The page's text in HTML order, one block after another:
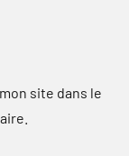
site dans le